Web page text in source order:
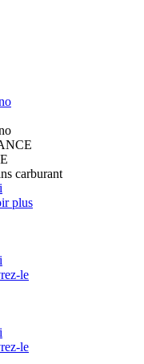
carburant
i
plus
i
le
i
le